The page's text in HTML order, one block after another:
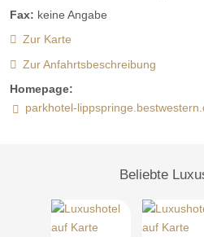
Fax: keine Angabe
Zur Karte
Zur Anfahrtsbeschreibung
Homepage:
parkhotel-
Beliebte